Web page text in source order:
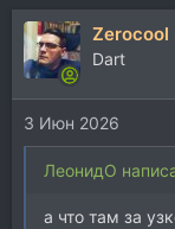
а
к
ц
и
и
:
Zerocool
Dart
3 Июн 2026
ЛеонидО
а что там за